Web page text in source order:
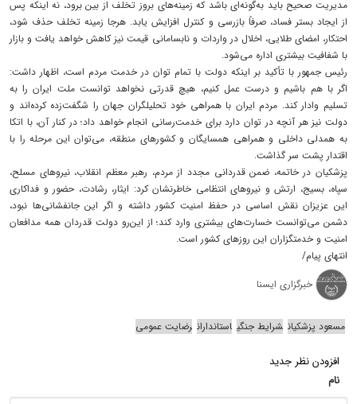
مدیریت صحیح باید به‌گونه‌ای باشد که زمینه‌های بروز تخلف از بین برود، نه اینکه پس
از ایجاد بستر فساد، صرفاً بازرسی و کنترل افزایش یابد. هرجا زمینه تخلف حذف شود،
احتکار، امضای طلایی، اخلال در واردات و نابسامانی قیمت نیز کاهش خواهد یافت و بازار
با شفافیت بیشتری اداره می‌شود.
رئیس جمهور با تأکید بر اینکه دولت با تمام توان در خدمت مردم است، اظهار داشت:
اگر با هم باشیم و درست عمل کنیم، هیچ قدرتی نخواهد توانست ملت ایران را به
تسلیم وادار کند. مردم ایران با همراهی خود تحلیلگران جهان را شگفت‌زده کرده‌اند و
دولت نیز هر آنچه در توان دارد برای خدمت‌رسانی انجام خواهد داد؛ در کنار آن، با اتکا
به همدلی داخلی و همراهی همسایگان و کشورهای منطقه، می‌توان این مرحله را با
اقتدار پشت سر گذاشت.
پزشکیان در خاتمه، ضمن قدردانی مجدد از مردم، رهبر معظم انقلاب، نیروهای مسلح،
سپاه، بسیج، ارتش و نیروهای انتظامی خاطرنشان کرد: ایثار، رشادت، حضور و فداکاری
این عزیزان نقش اساسی در حفظ امنیت کشور داشته و اگر این جانفشانی‌ها نبود،
دشمن می‌توانست خسارت‌های بیشتری وارد کند؛ از این‌رو دولت قدردان همه مدافعان
امنیت و خدمتگزاران این روزهای کشور است.
انتهای پیام/
خبرگزاری ایسنا
مسعود پزشکیان شرایط جنگی استانداران رضایت عمومی
افزودن نظر جدید
نام